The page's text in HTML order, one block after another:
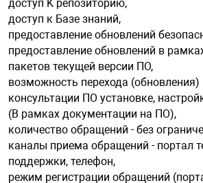
доступ K репозиторию,
доступ к Базе знаний,
предоставление обновлений
предоставление обновлений в
пакетов текущей версии ПО,
возможность перехода
консультации ПO установке,
(B рамках документации на ПО),
количество обращений - без
каналы приема обращений - портал
поддержки, телефон,
режим регистрации обращений